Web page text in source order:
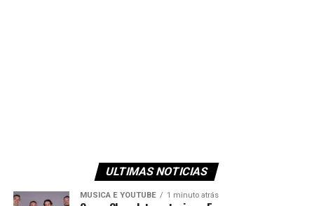
ULTIMAS NOTICIAS
MUSICA E YOUTUBE 1 minuto atrás